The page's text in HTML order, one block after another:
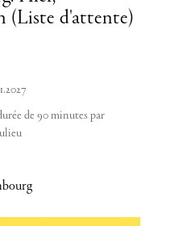
(Liste d'attente)
de 90 minutes par